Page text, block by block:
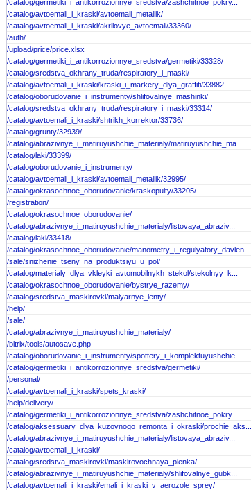
/catalog/germetiki_i_antikorrozionnye_sredstva/zashchitnoe_pokry...
/catalog/avtoemali_i_kraski/avtoemali_metallik/
/catalog/avtoemali_i_kraski/akrilovye_avtoemali/33360/
/auth/
/upload/price/price.xlsx
/catalog/germetiki_i_antikorrozionnye_sredstva/germetiki/33328/
/catalog/sredstva_okhrany_truda/respiratory_i_maski/
/catalog/avtoemali_i_kraski/kraski_i_markery_dlya_graffiti/33882...
/catalog/oborudovanie_i_instrumenty/shlifovalnye_mashinki/
/catalog/sredstva_okhrany_truda/respiratory_i_maski/33314/
/catalog/avtoemali_i_kraski/shtrikh_korrektor/33736/
/catalog/grunty/32939/
/catalog/abrazivnye_i_matiruyushchie_materialy/matiruyushchie_ma...
/catalog/laki/33399/
/catalog/oborudovanie_i_instrumenty/
/catalog/avtoemali_i_kraski/avtoemali_metallik/32995/
/catalog/okrasochnoe_oborudovanie/kraskopulty/33205/
/registration/
/catalog/okrasochnoe_oborudovanie/
/catalog/abrazivnye_i_matiruyushchie_materialy/listovaya_abraziv...
/catalog/laki/33418/
/catalog/okrasochnoe_oborudovanie/manometry_i_regulyatory_davlen...
/sale/snizhenie_tseny_na_produktsiyu_u_pol/
/catalog/materialy_dlya_vkleyki_avtomobilnykh_stekol/stekolnyy_k...
/catalog/okrasochnoe_oborudovanie/bystrye_razemy/
/catalog/sredstva_maskirovki/malyarnye_lenty/
/help/
/sale/
/catalog/abrazivnye_i_matiruyushchie_materialy/
/bitrix/tools/autosave.php
/catalog/oborudovanie_i_instrumenty/spottery_i_komplektuyushchie...
/catalog/germetiki_i_antikorrozionnye_sredstva/germetiki/
/personal/
/catalog/avtoemali_i_kraski/spets_kraski/
/help/delivery/
/catalog/germetiki_i_antikorrozionnye_sredstva/zashchitnoe_pokry...
/catalog/aksessuary_dlya_kuzovnogo_remonta_i_okraski/prochie_aks...
/catalog/abrazivnye_i_matiruyushchie_materialy/listovaya_abraziv...
/catalog/avtoemali_i_kraski/
/catalog/sredstva_maskirovki/maskirovochnaya_plenka/
/catalog/abrazivnye_i_matiruyushchie_materialy/shlifovalnye_gubk...
/catalog/avtoemali_i_kraski/emali_i_kraski_v_aerozole_sprey/